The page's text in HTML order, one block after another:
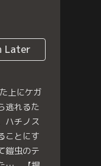
Later
上にケガ
逃れるた
ハチノス
ことにす
鎧虫のテ